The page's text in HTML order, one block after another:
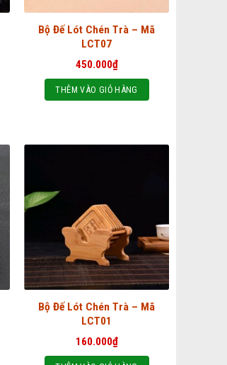
Bộ Đế Lót Chén Trà – Mã
LCT07
450.000₫
THÊM VÀO GIỎ HÀNG
Bộ Đế Lót Chén Trà – Mã
LCT01
160.000₫